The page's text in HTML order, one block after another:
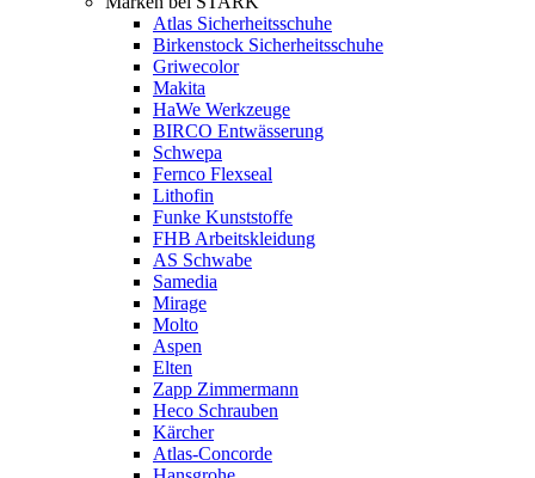
Atlas Sicherheitsschuhe
Birkenstock Sicherheitsschuhe
Griwecolor
Makita
HaWe Werkzeuge
BIRCO Entwässerung
Schwepa
Fernco Flexseal
Lithofin
Funke Kunststoffe
FHB Arbeitskleidung
AS Schwabe
Samedia
Mirage
Molto
Aspen
Elten
Zapp Zimmermann
Heco Schrauben
Kärcher
Atlas-Concorde